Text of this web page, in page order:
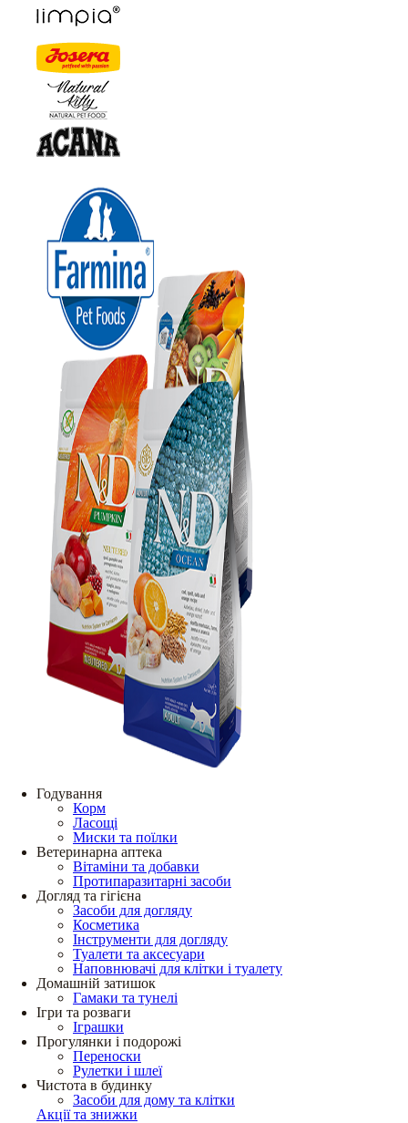
Годування
Корм
Ласощі
Миски та поїлки
Ветеринарна аптека
Вітаміни та добавки
Протипаразитарні засоби
Догляд та гігієна
Засоби для догляду
Косметика
Інструменти для догляду
Туалети та аксесуари
Наповнювачі для клітки і туалету
Домашній затишок
Гамаки та тунелі
Ігри та розваги
Іграшки
Прогулянки і подорожі
Переноски
Рулетки і шлеї
Чистота в будинку
Засоби для дому та клітки
Акції та знижки